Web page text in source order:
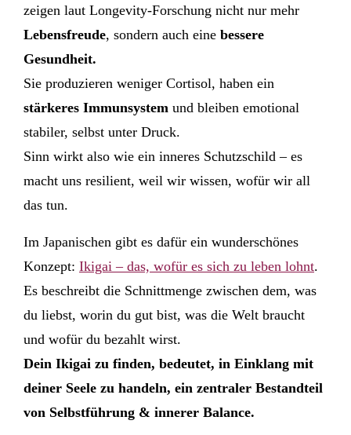
zeigen laut Longevity-Forschung nicht nur mehr
Lebensfreude, sondern auch eine bessere
Gesundheit.
Sie produzieren weniger Cortisol, haben ein
stärkeres Immunsystem und bleiben emotional
stabiler, selbst unter Druck.
Sinn wirkt also wie ein inneres Schutzschild – es
macht uns resilient, weil wir wissen, wofür wir all
das tun.
Im Japanischen gibt es dafür ein wunderschönes
Konzept: Ikigai – das, wofür es sich zu leben lohnt.
Es beschreibt die Schnittmenge zwischen dem, was
du liebst, worin du gut bist, was die Welt braucht
und wofür du bezahlt wirst.
Dein Ikigai zu finden, bedeutet, in Einklang mit
deiner Seele zu handeln, ein zentraler Bestandteil
von Selbstführung & innerer Balance.